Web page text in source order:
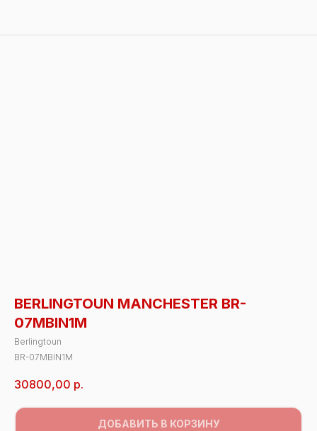
BERLINGTOUN MANCHESTER BR-
07MBIN1M
Berlingtoun
BR-07MBIN1M
30800,00 р.
ДОБАВИТЬ В КОРЗИНУ